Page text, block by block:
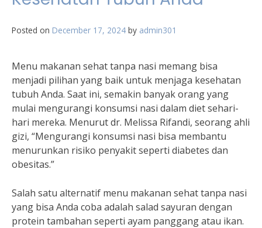
Posted on December 17, 2024 by admin301
Menu makanan sehat tanpa nasi memang bisa
menjadi pilihan yang baik untuk menjaga kesehatan
tubuh Anda. Saat ini, semakin banyak orang yang
mulai mengurangi konsumsi nasi dalam diet sehari-
hari mereka. Menurut dr. Melissa Rifandi, seorang ahli
gizi, “Mengurangi konsumsi nasi bisa membantu
menurunkan risiko penyakit seperti diabetes dan
obesitas.”
Salah satu alternatif menu makanan sehat tanpa nasi
yang bisa Anda coba adalah salad sayuran dengan
protein tambahan seperti ayam panggang atau ikan.